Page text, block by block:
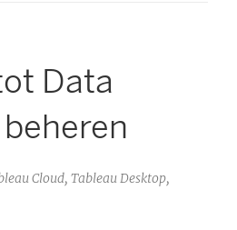
Data
Cloud, Tableau Desktop,